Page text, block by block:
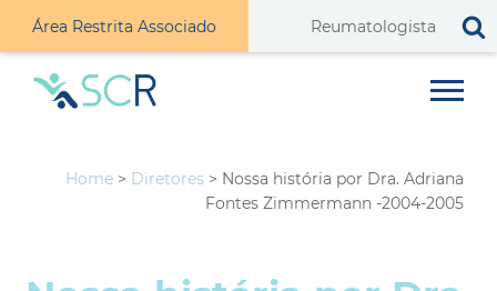
Área Restrita Associado
Home > Diretores > Nossa história por Dra. Adriana
Fontes Zimmermann -2004-2005